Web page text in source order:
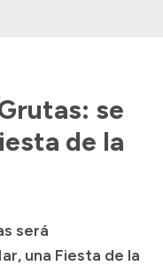
se
de la
será
una Fiesta de la